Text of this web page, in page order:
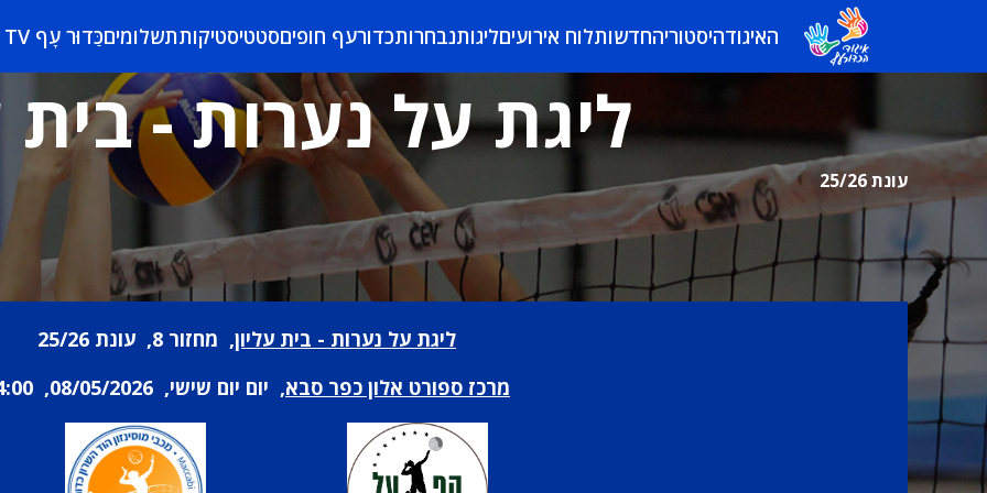
האיגודהיסטוריהחדשותלוח אירועיםליגותנבחרותכדורעף חופיםסטטיסטיקותתשלומיםכַּדוּר עָף TV
ליגת על נערות - בית
עונת 25/26
ליגת על נערות - בית עליון, מחזור 8, עונת 25/26
מרכז ספורט אלון כפר סבא, יום יום שישי, 08/05/2026, 14:00